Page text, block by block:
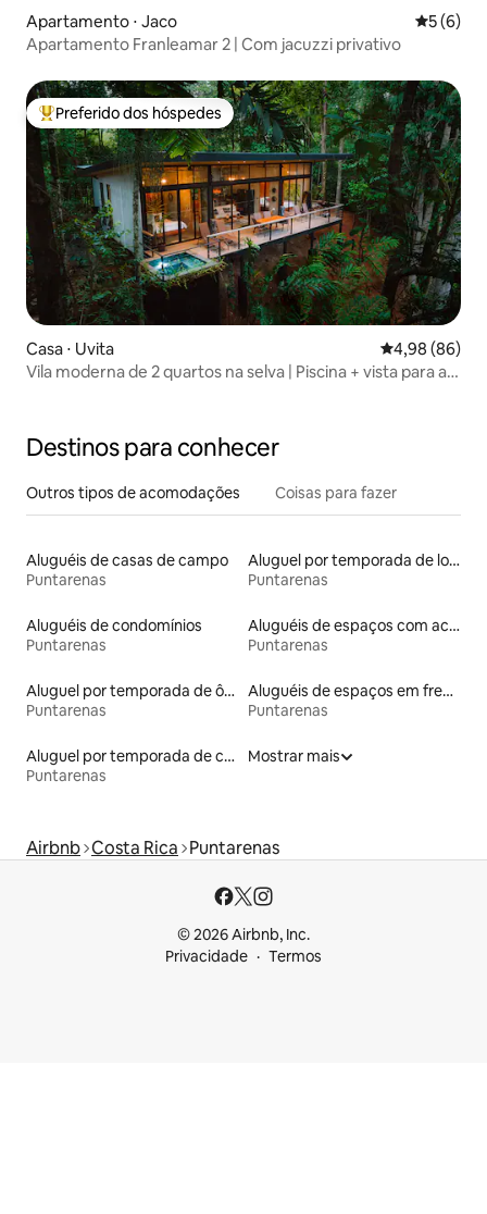
Apartamento ⋅ Jaco 5 de
5 (6)
Apartamento Franleamar 2 | Com jacuzzi privativo
Entre os melhores preferidos dos hóspedes
Preferido dos hóspedes
Casa ⋅ Uvita 4,98 de uma
4,98 (86)
Vila moderna de 2 quartos na selva | Piscina + vista para a
Destinos para conhecer
Outros tipos de acomodações Coisas para fazer
Aluguéis de casas de campo
Puntarenas
Aluguel por temporada de lofts
Puntarenas
Aluguéis de condomínios
Puntarenas
Aluguéis de espaços com acesso direto a pistas de esqui
Puntarenas
Aluguel por temporada de ônibus
Puntarenas
Aluguéis de espaços em frente à praia
Puntarenas
Aluguel por temporada de casas na árvore
Puntarenas
Mostrar mais
Airbnb Costa Rica Puntarenas
© 2026 Airbnb, Inc.
Privacidade
Termos